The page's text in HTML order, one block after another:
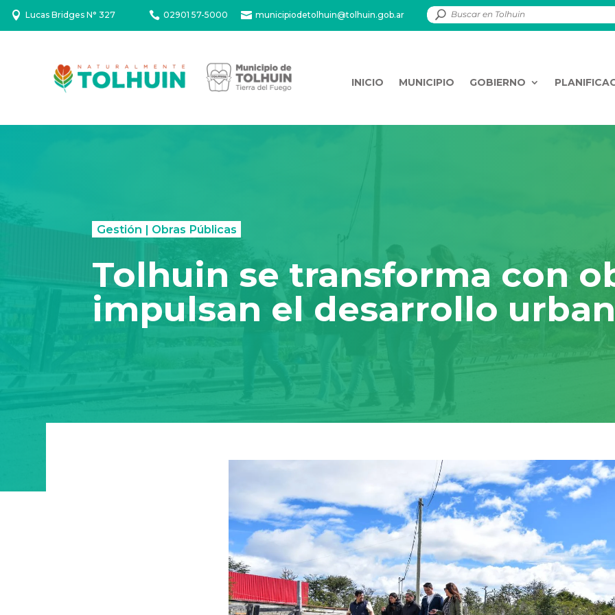
 Lucas Bridges N° 327  02901 57-5000  municipiodetolhuin@tolhuin.gob.ar
INICIO MUNICIPIO GOBIERNO
Gestión | Obras Públicas
Tolhuin se transforma con
impulsan el desarrollo